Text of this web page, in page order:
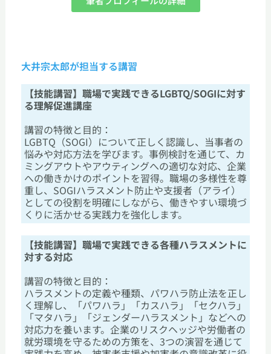
大井宗太郎が担当する講習
【技能講習】職場で実践できるLGBTQ/SOGIに対す
る理解促進講座
講習の特徴と目的：
LGBTQ（SOGI）について正しく認識し、当事者の
悩みや対応方法を学びます。事例検討を通じて、カ
ミングアウトやアウティングへの適切な対応、企業
への働きかけのポイントを習得。職場の多様性を尊
重し、SOGIハラスメント防止や支援者（アライ）
としての役割を明確にしながら、働きやすい環境づ
くりに活かせる実践力を強化します。
【技能講習】職場で実践できる各種ハラスメントに
対する対応
講習の特徴と目的：
ハラスメントの定義や種類、パワハラ防止法を正し
く理解し、「パワハラ」「カスハラ」「セクハラ」
「マタハラ」「ジェンダーハラスメント」などへの
対応力を養います。企業のリスクヘッジや労働者の
就労環境を守るための方策を、3つの演習を通じて